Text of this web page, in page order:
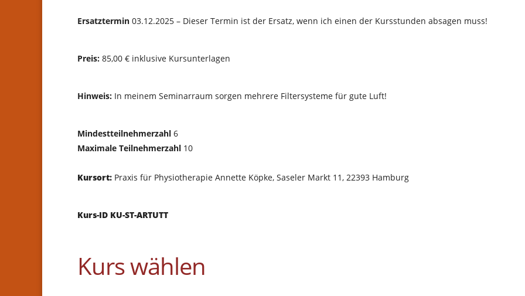
Ersatztermin 03.12.2025 – Dieser Termin ist der Ersatz, wenn ich einen der Kursstunden absagen muss!
Preis: 85,00 € inklusive Kursunterlagen
Hinweis: In meinem Seminarraum sorgen mehrere Filtersysteme für gute Luft!
Mindestteilnehmerzahl 6
Maximale Teilnehmerzahl 10
Kursort: Praxis für Physiotherapie Annette Köpke, Saseler Markt 11, 22393 Hamburg
Kurs-ID KU-ST-ARTUTT
Kurs wählen